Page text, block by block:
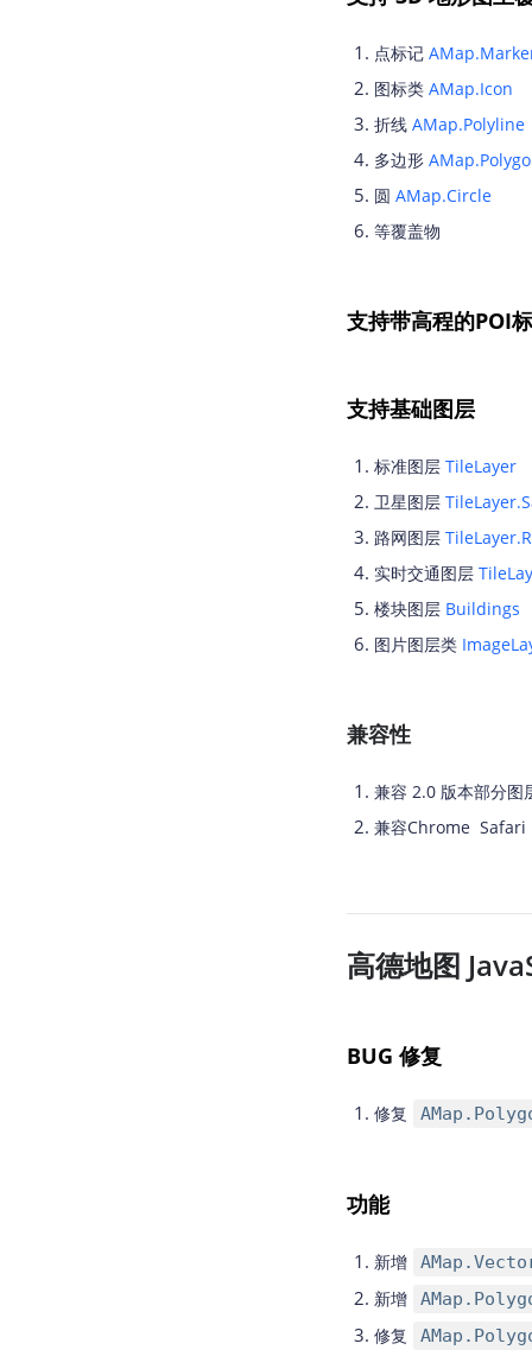
点标记
图标类 AMap.Icon
折线 AMap.Polyline
多边形
圆 AMap.Circle
等覆盖物
支持带高程的POI
支持基础图层
标准图层 TileLayer
卫星图层
路网图层
实时交通图层
楼块图层 Buildings
图片图层类
兼容性
兼容 2.0 版本部分图
兼容Chrome Safari
高德地图
BUG 修复
修复
功能
新增
新增
修复